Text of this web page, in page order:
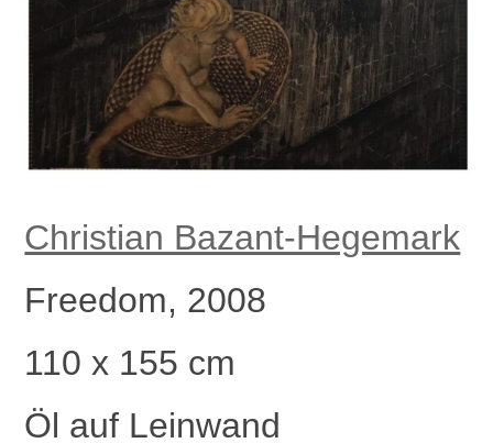
Christian Bazant-Hegemark
Freedom, 2008
110 x 155 cm
Öl auf Leinwand